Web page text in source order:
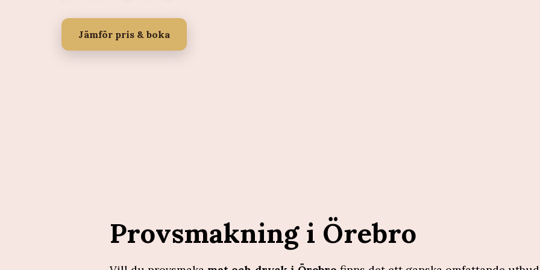
Jämför pris & boka
Provsmakning i Örebro